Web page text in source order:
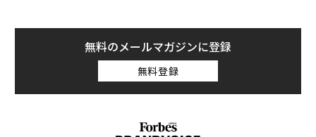
無料のメールマガジンに登録
無料登録